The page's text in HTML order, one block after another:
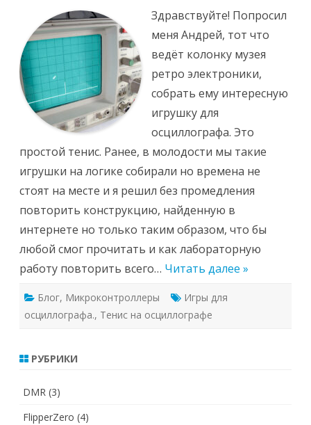
осциллографе.
Здравствуйте! Попросил
меня Андрей, тот что
ведёт колонку музея
ретро электроники,
собрать ему интересную
игрушку для
осциллографа. Это
простой тенис. Ранее, в молодости мы такие
игрушки на логике собирали но времена не
стоят на месте и я решил без промедления
повторить конструкцию, найденную в
интернете но только таким образом, что бы
любой смог прочитать и как лабораторную
работу повторить всего… Читать далее »
Блог, Микроконтроллеры
Игры для
осциллографа., Тенис на осциллографе
РУБРИКИ
DMR (3)
FlipperZero (4)